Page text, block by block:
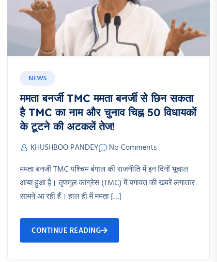
NEWS
ममता बनर्जी TMC ममता बनर्जी से छिन सकता
है TMC का नाम और चुनाव चिह्न 50 विधायकों
के टूटने की अटकलें तेज!
KHUSHBOO PANDEY
No Comments
ममता बनर्जी TMC पश्चिम बंगाल की राजनीति में इन दिनों भूचाल
आया हुआ है। तृणमूल कांग्रेस (TMC) में बगावत की खबरें लगातार
सामने आ रही हैं। हाल ही में ममता […]
CONTINUE READING